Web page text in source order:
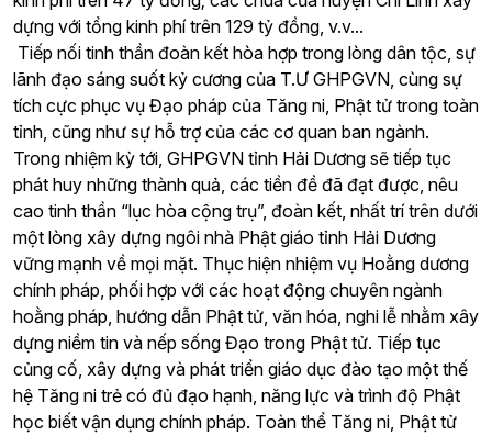
dựng với tổng kinh phí trên 129 tỷ đồng, v.v...
Tiếp nối tinh thần đoàn kết hòa hợp trong lòng dân tộc, sự
lãnh đạo sáng suốt kỷ cương của T.Ư GHPGVN, cùng sự
tích cực phục vụ Đạo pháp của Tăng ni, Phật tử trong toàn
tỉnh, cũng như sự hỗ trợ của các cơ quan ban ngành.
Trong nhiệm kỳ tới, GHPGVN tỉnh Hải Dương sẽ tiếp tục
phát huy những thành quả, các tiền đề đã đạt được, nêu
cao tinh thần “lục hòa cộng trụ”, đoàn kết, nhất trí trên dưới
một lòng xây dựng ngôi nhà Phật giáo tỉnh Hải Dương
vững mạnh về mọi mặt. Thục hiện nhiệm vụ Hoằng dương
chính pháp, phối hợp với các hoạt động chuyên ngành
hoằng pháp, hướng dẫn Phật tử, văn hóa, nghi lễ nhằm xây
dựng niềm tin và nếp sống Đạo trong Phật tử. Tiếp tục
củng cố, xây dựng và phát triển giáo dục đào tạo một thế
hệ Tăng ni trẻ có đủ đạo hạnh, năng lực và trình độ Phật
học biết vận dụng chính pháp. Toàn thể Tăng ni, Phật tử